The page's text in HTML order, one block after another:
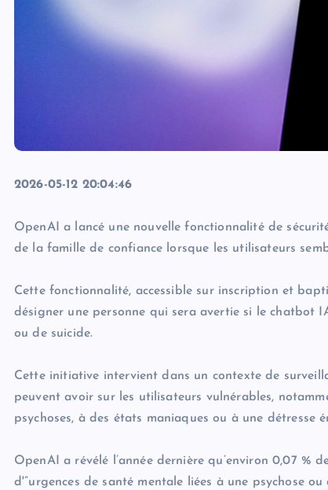
2026-05-12 20:04:46
OpenAI a lancé une nouvelle fonctionnalité de
de la famille de confiance lorsque les utilisateurs
Cette fonctionnalité, accessible sur inscription et
désigner une personne qui sera avertie si le chatbot
ou de suicide.
Cette initiative intervient dans un contexte de
peuvent avoir sur les utilisateurs vulnérables,
psychoses, à des états maniaques ou à une détresse
OpenAI a révélé l’année dernière qu’environ 0,07 %
d'”urgences de santé mentale liées à une psychose